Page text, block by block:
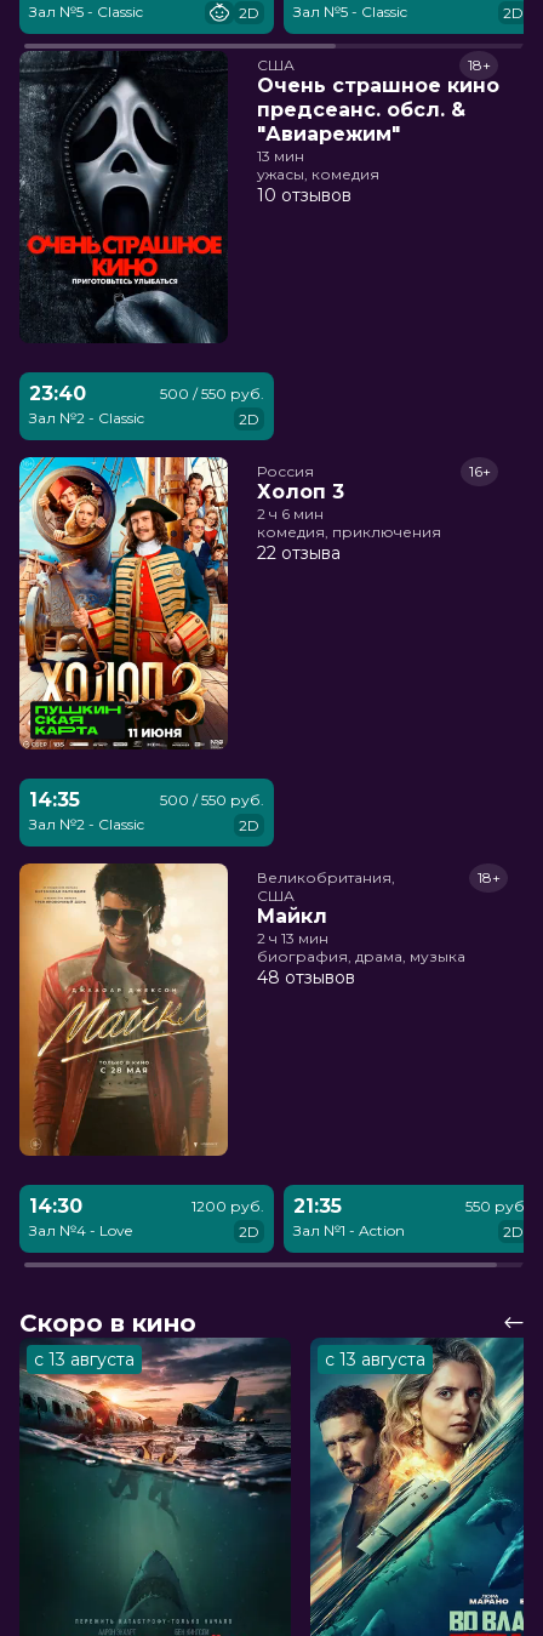
Зал №5 - Classic 2D Зал №5 - Classic 2D
США
Очень страшное кино
предсеанс. обсл. &
"Авиарежим"
18+
13 мин
ужасы, комедия
10 отзывов
23:40
Зал №2 - Classic
500 / 550 руб.
2D
Россия
Холоп 3
16+
2 ч 6 мин
комедия, приключения
22 отзыва
14:35
Зал №2 - Classic
500 / 550 руб.
2D
Великобритания,
США
Майкл
18+
2 ч 13 мин
биография, драма, музыка
48 отзывов
14:30
Зал №4 - Love
1200 руб.
2D
21:35
Зал №1 - Action
550 руб.
2D
Скоро в кино
с 13 августа с 13 августа